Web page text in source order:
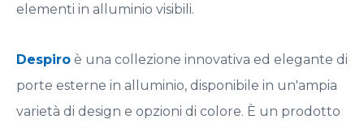
elementi in alluminio visibili.
Despiro è una collezione innovativa ed elegante di
porte esterne in alluminio, disponibile in un'ampia
varietà di design e opzioni di colore. È un prodotto